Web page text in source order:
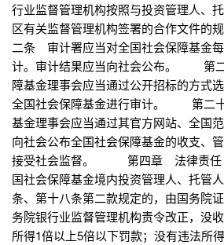
行业监督管理机构按照与投资管理人、
区有关监督管理机构签署的合作文件
二条 审计署应当对全国社会保障基金
计。审计结果应当向社会公布。 第
障基金理事会应当通过公开招标的方式
全国社会保障基金进行审计。 第二
基金理事会应当通过其官方网站、全国
向社会公布全国社会保障基金的收支、
接受社会监督。 第四章 法律
国社会保障基金境内投资管理人、托管
条、第十八条第二款规定的，由国务院
务院银行业监督管理机构责令改正，没
所得1倍以上5倍以下罚款；没有违法所